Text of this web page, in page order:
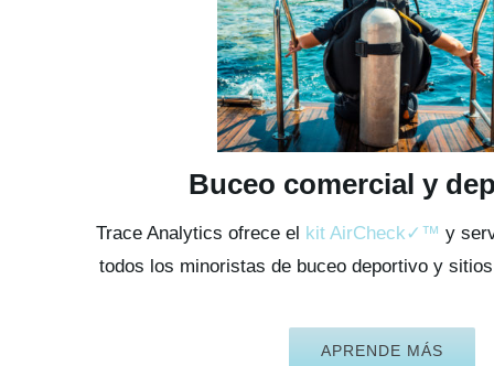
Buceo comercial y
Trace Analytics ofrece el kit AirCheck✓™ y
todos los minoristas de buceo deportivo y
APRENDE MÁS